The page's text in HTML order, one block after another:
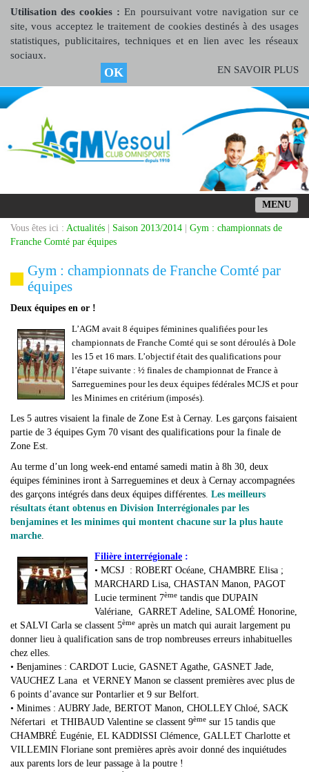
Utilisation des cookies :En poursuivant votre navigation sur ce
site, vous acceptez le traitement de cookies destinés à des usages
statistiques, publicitaires, techniques et en lien avec les réseaux
sociaux.
OK EN SAVOIR PLUS
MENU
Vous êtes ici : Actualités Saison 2013/2014
Gym : championnats de
Franche Comté par équipes
Gym : championnats de Franche Comté par
équipes
Deux équipes en or !
L’AGM avait 8 équipes féminines qualifiées pour les
championnats de Franche Comté qui se sont déroulés à Dole
les 15 et 16 mars. L’objectif était des qualifications pour
l’étape suivante : ½ finales de championnat de France à
Sarreguemines pour les deux équipes fédérales MCJS et pour
les Minimes en critérium (imposés).
Les 5 autres visaient la finale de Zone Est à Cernay. Les garçons faisaient
partie de 3 équipes Gym 70 visant des qualifications pour la finale de
Zone Est.
Au terme d’un long week-end entamé samedi matin à 8h 30, deux
équipes féminines iront à Sarreguemines et deux à Cernay accompagnées
des garçons intégrés dans deux équipes différentes. Les meilleurs
résultats étant obtenus en Division Interrégionales par les
benjamines et les minimes qui montent chacune sur la plus haute
marche
Filière interrégionale :
• MCSJ : ROBERT Océane, CHAMBRE Elisa ;
MARCHARD Lisa, CHASTAN Manon, PAGOT
Lucie terminent 7ème tandis que DUPAIN
Valériane, GARRET Adeline, SALOMÉ Honorine,
et SALVI Carla se classent 5ème après un match qui aurait largement pu
donner lieu à qualification sans de trop nombreuses erreurs inhabituelles
chez elles.
• Benjamines : CARDOT Lucie, GASNET Agathe, GASNET Jade,
VAUCHEZ Lana et VERNEY Manon se classent premières avec plus de
6 points d’avance sur Pontarlier et 9 sur Belfort.
• Minimes : AUBRY Jade, BERTOT Manon, CHOLLEY Chloé, SACK
Néfertari et THIBAUD Valentine se classent 9ème sur 15 tandis que
CHAMBRÉ Eugénie, EL KADDISSI Clémence, GALLET Charlotte et
VILLEMIN Floriane sont premières après avoir donné des inquiétudes
aux parents lors de leur passage à la poutre !